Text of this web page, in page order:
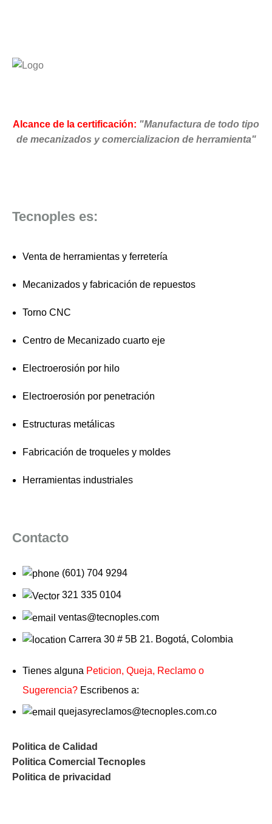
Alcance de la certificación: "Manufactura de todo tipo
de mecanizados y comercializacion de herramienta"
Tecnoples es:
Venta de herramientas y ferretería
Mecanizados y fabricación de repuestos
Torno CNC
Centro de Mecanizado cuarto eje
Electroerosión por hilo
Electroerosión por penetración
Estructuras metálicas
Fabricación de troqueles y moldes
Herramientas industriales
Contacto
(601) 704 9294
321 335 0104
ventas@tecnoples.com
Carrera 30 # 5B 21. Bogotá, Colombia
Tienes alguna Peticion, Queja, Reclamo o
Sugerencia? Escribenos a:
quejasyreclamos@tecnoples.com.co
Politica de Calidad
Politica Comercial Tecnoples
Politica de privacidad